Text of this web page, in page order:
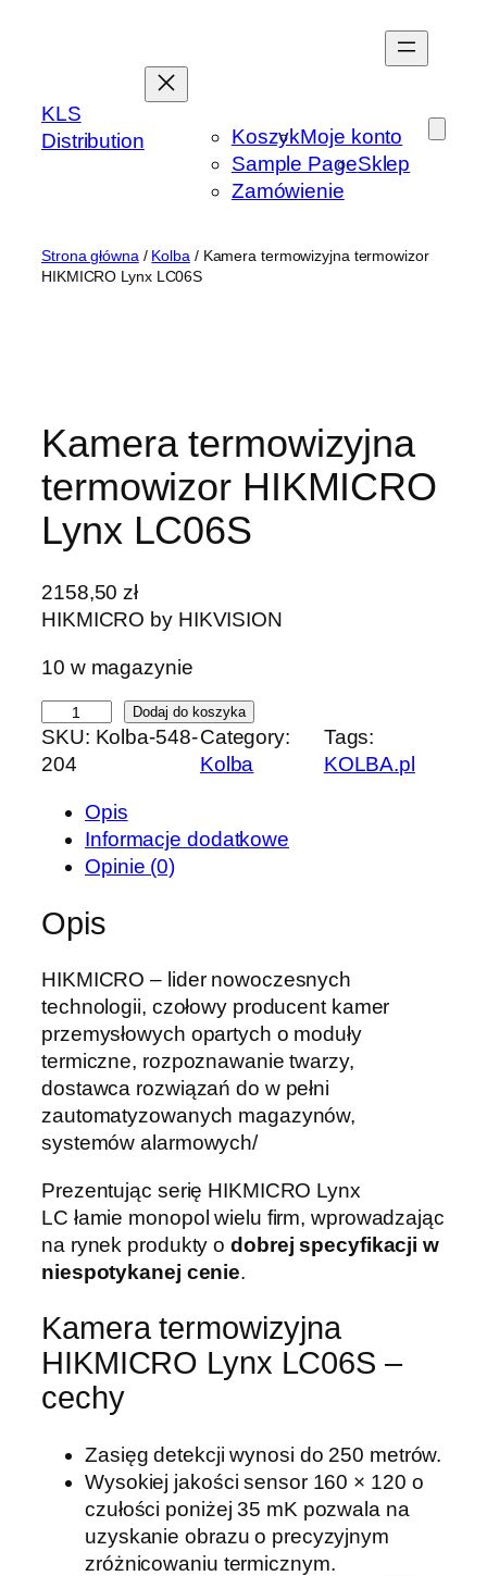
KLS
Distribution
KoszykMoje konto
Sample PageSklep
Zamówienie
Strona główna / Kolba / Kamera termowizyjna termowizor
HIKMICRO Lynx LC06S
Kamera termowizyjna
termowizor HIKMICRO
Lynx LC06S
2158,50zł
HIKMICRO by HIKVISION
10 w magazynie
l
o
e
a
t
e
r
m
o
w
z
y
j
n
a
t
e
r
Dodaj do koszyka
SKU: Kolba-548-
204
Category:
Kolba
Tags:
KOLBA.pl
Opis
Informacje dodatkowe
Opinie (0)
Opis
HIKMICRO – lider nowoczesnych
technologii, czołowy producent kamer
przemysłowych opartych o moduły
termiczne, rozpoznawanie twarzy,
dostawca rozwiązań do w pełni
zautomatyzowanych magazynów,
systemów alarmowych/
Prezentując serię HIKMICRO Lynx
LC łamie monopol wielu firm, wprowadzając
na rynek produkty o dobrej specyfikacji w
niespotykanej cenie.
Kamera termowizyjna
HIKMICRO Lynx LC06S –
cechy
Zasięg detekcji wynosi do 250 metrów.
Wysokiej jakości sensor 160 × 120 o
czułości poniżej 35 mK pozwala na
uzyskanie obrazu o precyzyjnym
zróżnicowaniu termicznym.